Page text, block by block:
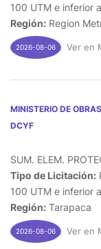
100 UTM e inferior
Región: Region
2026-08-06 Ver en
MINISTERIO DE
DCYF
SUM. ELEM.
Tipo de Licitación:
100 UTM e inferior
Región: Tarapaca
2026-08-06 Ver en